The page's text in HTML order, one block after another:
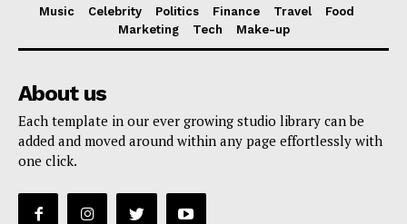
Music Celebrity Politics Finance Travel
Food
Marketing
Tech Make-up
About us
Each template in our ever growing studio library can be
added and moved around within any page effortlessly with
one click.